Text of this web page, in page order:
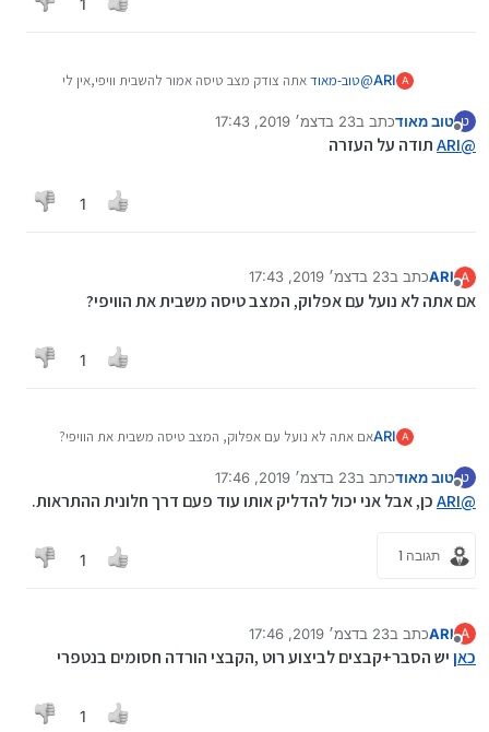
A
ARI
@טוב-מאודאתה צודק מצב טיסה אמור להשבית וויפי,אין לי
ט
מנותק
טוב מאודכתב ב23 בדצמ׳ 2019, 17:43
נערך לאחרונה על ידי
@
ARIתודה על העזרה
1
A
ARIכתב ב23 בדצמ׳ 2019, 17:43
נערך לאחרונה על ידי
אם אתה לא נועל עם אפלוק, המצב טיסה משבית את הוויפי?
1
A
ARIאם אתה לא נועל עם אפלוק, המצב טיסה משבית את הוויפי?
ט
מנותק
טוב מאודכתב ב23 בדצמ׳ 2019, 17:46
נערך לאחרונה על ידי
@
ARIכן, אבל אני יכול להדליק אותו עוד פעם דרך חלונית ההתראות.
תגובה 1 1
A
ARIכתב ב23 בדצמ׳ 2019, 17:46
נערך לאחרונה על ידי ARI
כאןיש הסבר+קבצים לביצוע רוט ,הקבצי הורדה חסומים בנטפרי
1